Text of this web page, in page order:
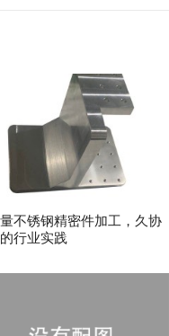
不锈钢精密件加工，久协
行业实践